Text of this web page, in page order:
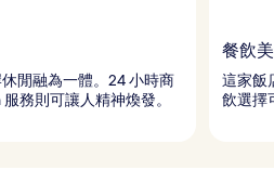
閒融為一體。24 小時商
務則可讓人精神煥發。
餐飲
這家飯
飲選擇